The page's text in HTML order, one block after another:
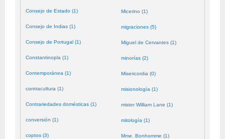
Consejo de Estado (1)
Consejo de Indias (1)
Consejo de Portugal (1)
Constantinopla (1)
Contemporánea (1)
contracultura (1)
Contrariedades domésticas (1)
conversión (1)
coptos (3)
Micerino (1)
migraciones (5)
Miguel de Cervantes (1)
minorías (2)
Misericordia (0)
misionología (1)
mister William Lane (1)
mitología (1)
Mme. Bonhomme (1)